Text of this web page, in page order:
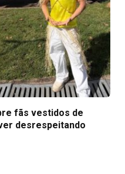
fãs vestidos de
desrespeitando